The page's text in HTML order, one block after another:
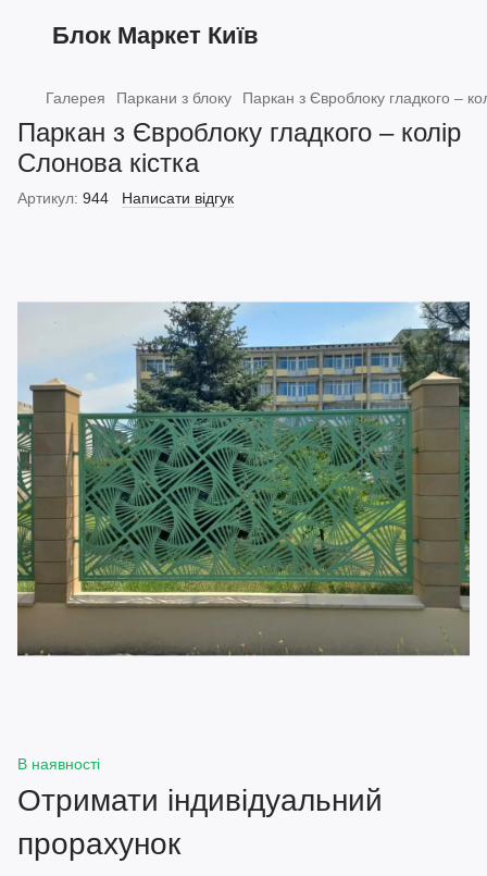
Блок Маркет Київ
Галерея Паркани з блоку Паркан з Євроблоку гладкого –
Паркан з Євроблоку гладкого – колір
Слонова кістка
Артикул: 944 Написати відгук
В наявності
Отримати індивідуальний
прорахунок